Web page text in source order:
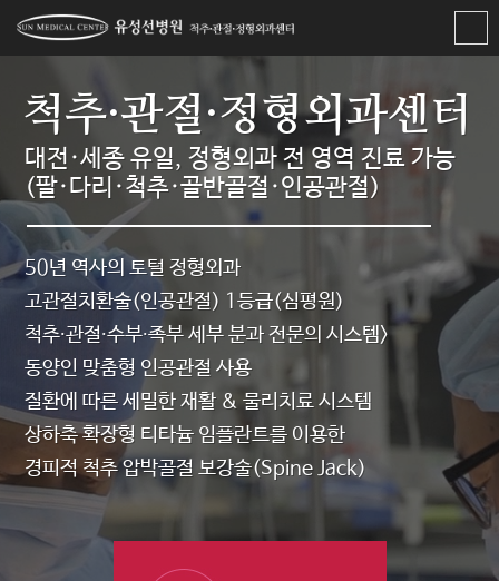
진료예약
의료진 소개
FAQ
척추·관절·정형외과센터
대전·세종 유일, 정형외과 전 영역 진료 가능
(팔·다리·척추·골반골절·인공관절)
50년 역사의 토털 정형외과
고관절치환술(인공관절) 1등급(심평원)
척추∙관절∙수부∙족부 세부 분과 전문의 시스템>
동양인 맞춤형 인공관절 사용
질환에 따른 세밀한 재활 & 물리치료 시스템
상하축 확장형 티타늄 임플란트를 이용한
경피적 척추 압박골절 보강술(Spine Jack)